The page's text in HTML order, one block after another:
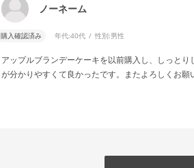
ノーネーム
購入確認済み 年代:40代 性別:男性
アップルブランデーケーキを以前購入し、しっと
が分かりやすくて良かったです。またよろしくお願